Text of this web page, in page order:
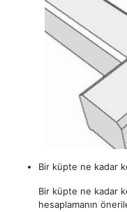
Bir küpte ne kadar
Bir küpte ne kadar
hesaplamanın